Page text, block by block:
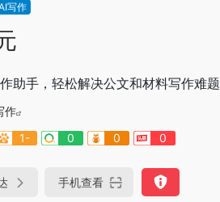
写作
助手，轻松解决公文和材料写作难题
作
1- 0 0 0
手机查看